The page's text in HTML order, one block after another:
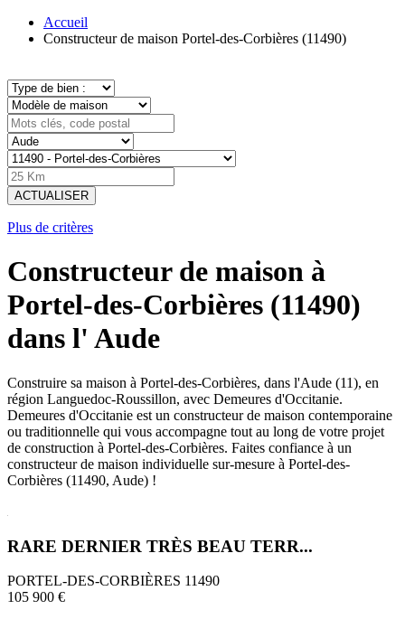
Accueil
Constructeur de maison Portel-des-Corbières (11490)
ACTUALISER
Plus de critères
Constructeur de maison à
Portel-des-Corbières (11490)
dans l' Aude
Construire sa maison à Portel-des-Corbières, dans l'Aude (11), en
région Languedoc-Roussillon, avec Demeures d'Occitanie.
Demeures d'Occitanie est un constructeur de maison contemporaine
ou traditionnelle qui vous accompagne tout au long de votre projet
de construction à Portel-des-Corbières. Faites confiance à un
constructeur de maison individuelle sur-mesure à Portel-des-
Corbières (11490, Aude) !
RARE DERNIER TRÈS BEAU TERR...
PORTEL-DES-CORBIÈRES 11490
105 900 €